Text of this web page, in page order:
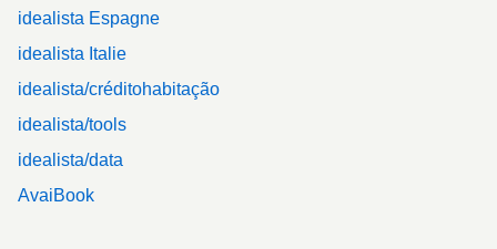
idealista Espagne
idealista Italie
idealista/créditohabitação
idealista/tools
idealista/data
AvaiBook